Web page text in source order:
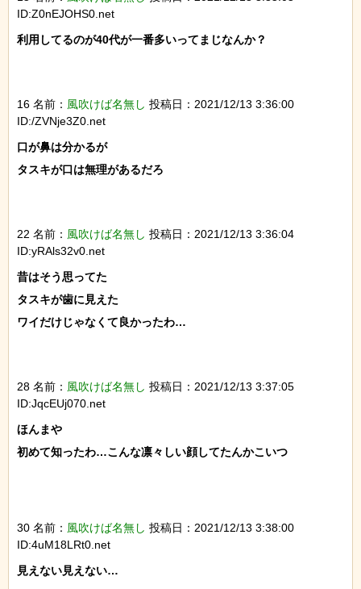
ID:Z0nEJOHS0.net
利用してるのが40代が一番多いってまじなんか？
16 名前： 風吹けば名無し 投稿日：2021/12/13 3:36:00
ID:/ZVNje3Z0.net
口が鼻は分かるが
タスキが口は無理があるだろ
22 名前： 風吹けば名無し 投稿日：2021/12/13 3:36:04
ID:yRAls32v0.net
昔はそう思ってた
タスキが歯に見えた
ワイだけじゃなくて良かったわ…
28 名前： 風吹けば名無し 投稿日：2021/12/13 3:37:05
ID:JqcEUj070.net
ほんまや
初めて知ったわ…こんな凛々しい顔してたんかこいつ
30 名前： 風吹けば名無し 投稿日：2021/12/13 3:38:00
ID:4uM18LRt0.net
見えない見えない…